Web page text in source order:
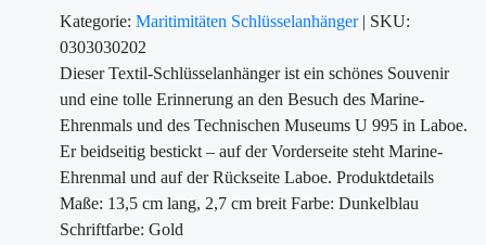
Kategorie: Maritimitäten Schlüsselanhänger | SKU:
0303030202
Dieser Textil-Schlüsselanhänger ist ein schönes Souvenir
und eine tolle Erinnerung an den Besuch des Marine-
Ehrenmals und des Technischen Museums U 995 in Laboe.
Er beidseitig bestickt – auf der Vorderseite steht Marine-
Ehrenmal und auf der Rückseite Laboe. Produktdetails
Maße: 13,5 cm lang, 2,7 cm breit Farbe: Dunkelblau
Schriftfarbe: Gold